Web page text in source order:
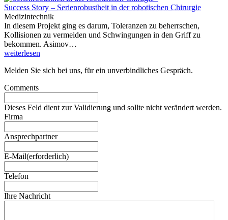
Success Story – Serienrobustheit in der robotischen Chirurgie
Medizintechnik
In diesem Projekt ging es darum, Toleranzen zu beherrschen,
Kollisionen zu vermeiden und Schwingungen in den Griff zu
bekommen. Asimov…
weiterlesen
Melden Sie sich bei uns, für ein unverbindliches Gespräch.
Comments
Dieses Feld dient zur Validierung und sollte nicht verändert werden.
Firma
Ansprechpartner
E-Mail(erforderlich)
Telefon
Ihre Nachricht